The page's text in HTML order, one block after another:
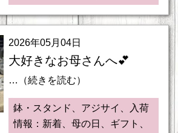
2026年05月04日
大好きなお母さんへ💕
…（続きを読む）
鉢・スタンド、アジサイ、入荷
情報：新着、母の日、ギフト、